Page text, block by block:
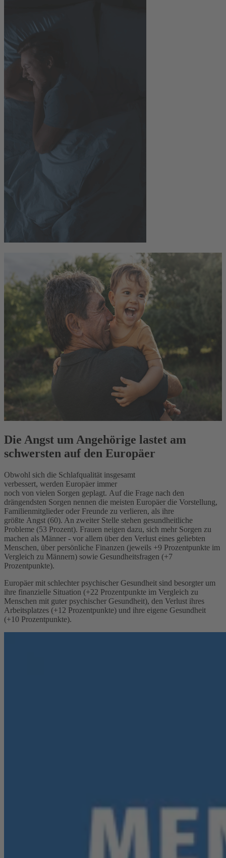
Die Angst um Angehörige lastet am
schwersten auf den Europäer
Obwohl sich die Schlafqualität insgesamt
verbessert, werden Europäer immer
noch von vielen Sorgen geplagt. Auf die Frage nach den
drängendsten Sorgen nennen die meisten Europäer die Vorstellung,
Familienmitglieder oder Freunde zu verlieren, als ihre
größte Angst (60). An zweiter Stelle stehen gesundheitliche
Probleme (53 Prozent). Frauen neigen dazu, sich mehr Sorgen zu
machen als Männer - vor allem über den Verlust eines geliebten
Menschen, über persönliche Finanzen (jeweils +9 Prozentpunkte im
Vergleich zu Männern) sowie Gesundheitsfragen (+7
Prozentpunkte).
Europäer mit schlechter psychischer Gesundheit sind besorgter um
ihre finanzielle Situation (+22 Prozentpunkte im Vergleich zu
Menschen mit guter psychischer Gesundheit), den Verlust ihres
Arbeitsplatzes (+12 Prozentpunkte) und ihre eigene Gesundheit
(+10 Prozentpunkte).